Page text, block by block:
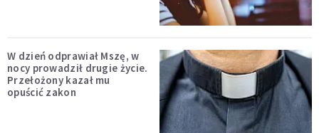
W dzień odprawiał Mszę, w
nocy prowadził drugie życie.
Przełożony kazał mu
opuścić zakon